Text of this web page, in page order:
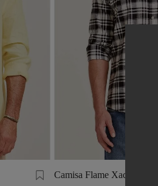
Camisa Flame Xadrez - I23-